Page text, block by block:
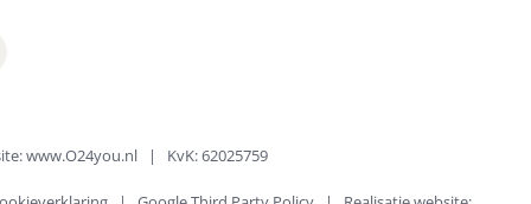
www.O24you.nl| KvK: 62025759